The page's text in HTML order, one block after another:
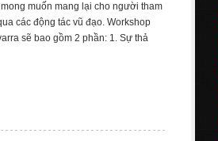
muốn mang lại cho người tham
các động tác vũ đạo. Workshop
sẽ bao gồm 2 phần: 1. Sự thả